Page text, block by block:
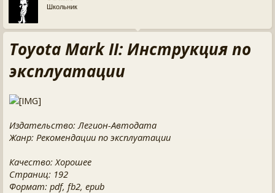
Школьник
Toyota Mark II: Инструкция по
эксплуатации
Издательство: Легион-Автодата
Жанр: Рекомендации по эксплуатации
Качество: Хорошее
Страниц: 192
Формат: pdf, fb2, epub